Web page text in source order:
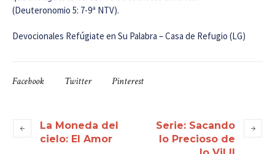
(Deuteronomio 5: 7-9ª NTV).
Devocionales Refúgiate en Su Palabra – Casa de Refugio (LG)
Facebook Twitter Pinterest
La Moneda del
cielo: El Amor
Serie: Sacando
lo Precioso de